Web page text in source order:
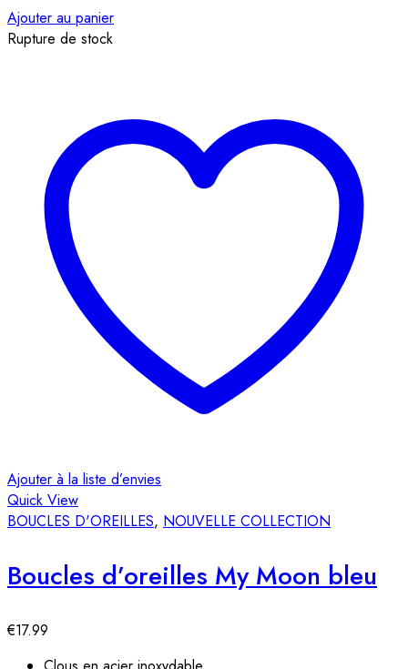
Ajouter au panier
Rupture de stock
Ajouter à la liste d’envies
Quick View
BOUCLES D'OREILLES, NOUVELLE COLLECTION
Boucles d’oreilles My Moon bleu
€17.99